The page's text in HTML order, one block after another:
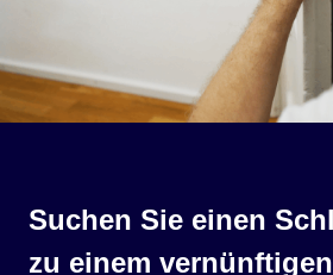
Suchen Sie einen
zu einem